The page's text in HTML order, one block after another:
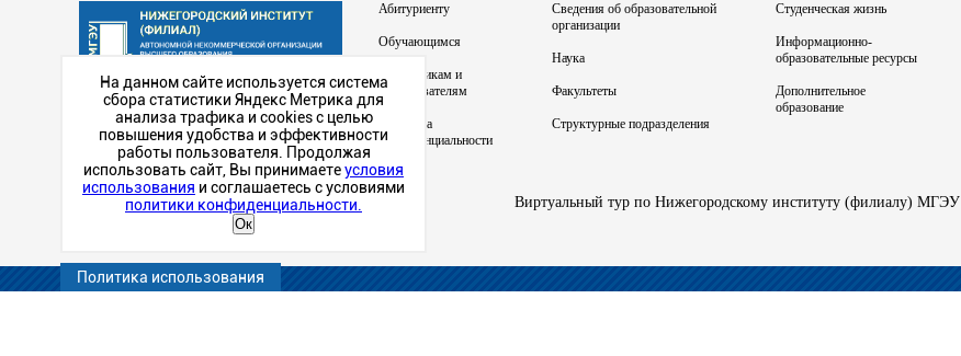
Наш институт в
социальных сетях
Абитуриенту
Обучающимся
Сотрудникам и
преподавателям
Политика
конфиденциальности
Сведения об образовательной
организации
Наука
Факультеты
Структурные подразделения
Студенческая жизнь
Информационно-
образовательные ресурсы
Дополнительное
образование
Виртуальный тур по Нижегородскому институту (филиалу) МГЭУ
Политика использования
На данном сайте используется система
сбора статистики Яндекс Метрика для
анализа трафика и cookies с целью
повышения удобства и эффективности
работы пользователя. Продолжая
использовать сайт, Вы принимаетеусловия
использования и соглашаетесь с условиями
политики конфиденциальности.
Ок